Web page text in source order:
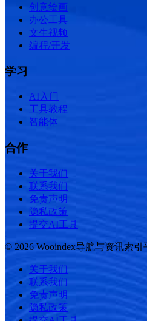
创意绘画
办公工具
文生视频
编程/开发
学习
AI入门
工具教程
智能体
合作
关于我们
联系我们
免责声明
隐私政策
提交AI工具
© 2026 Wooindex导航与资讯索引
关于我们
联系我们
免责声明
隐私政策